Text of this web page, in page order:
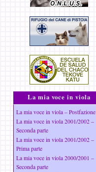
La mia voce in viola
La mia voce in viola – Postfazione
La mia voce in viola 2001/2002 –
Seconda parte
La mia voce in viola 2001/2002 –
Prima parte
La mia voce in viola 2000/2001 –
Seconda parte